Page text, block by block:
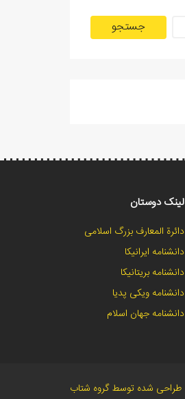
جستجو
لینک دوستان
دائرة المعارف بزرگ اسلامی
دانشنامه ایرانیکا
دانشنامه بریتانیکا
دانشنامه ویکی پدیا
دانشنامه جهان اسلام
طراحی شده توسط گروه شتاب